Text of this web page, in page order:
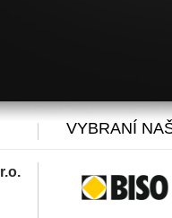
VYBRANÍ